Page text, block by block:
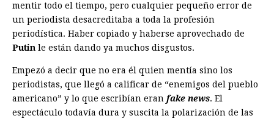
mentir todo el tiempo, pero cualquier pequeño error de
un periodista desacreditaba a toda la profesión
periodística. Haber copiado y haberse aprovechado de
Putin le están dando ya muchos disgustos.
Empezó a decir que no era él quien mentía sino los
periodistas, que llegó a calificar de “enemigos del pueblo
americano” y lo que escribían eran fake news. El
espectáculo todavía dura y suscita la polarización de las